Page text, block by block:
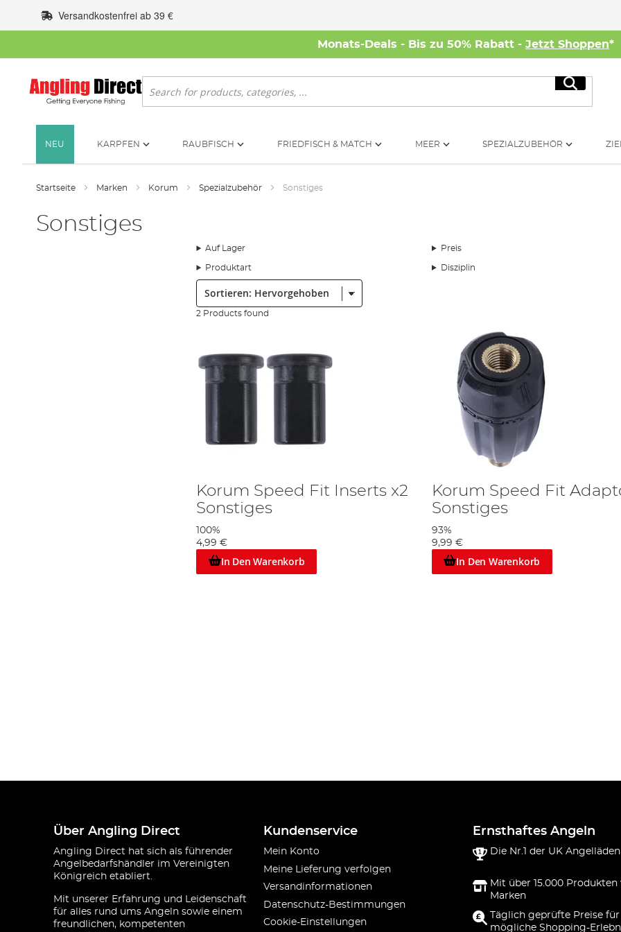
Inhalt
springen
Versandkostenfrei ab 39 €
Monats-Deals - Bis zu 50% Rabatt - Jetzt Shoppen*
Suche
Suche
NEU KARPFEN RAUBFISCH FRIEDFISCH & MATCH MEER SPEZIALZUBEHÖR
Startseite Marken Korum Spezialzubehör Sonstiges
Sonstiges
Auf Lager Preis
Produktart Disziplin
Sortieren:
2 Products found
Korum Speed Fit Inserts x2
Sonstiges
100%
4,99 €
In Den Warenkorb
Korum Speed Fit
Sonstiges
93%
9,99 €
In Den Warenkorb
Über Angling Direct
Angling Direct hat sich als führender
Angelbedarfshändler im Vereinigten
Königreich etabliert.
Mit unserer Erfahrung und Leidenschaft
für alles rund ums Angeln sowie einem
freundlichen, kompetenten
Kundenservice
Mein Konto
Meine Lieferung verfolgen
Versandinformationen
Datenschutz-Bestimmungen
Cookie-Einstellungen
Ernsthaftes Angeln
Die Nr.1 der UK
Mit über 15.000 Produkten
Marken
Täglich geprüfte Preise
mögliche Shopping-